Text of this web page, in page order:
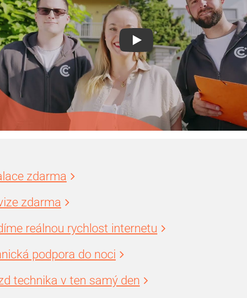
zdarma
zdarma
reálnou rychlost internetu
podpora do noci
technika v ten samý den